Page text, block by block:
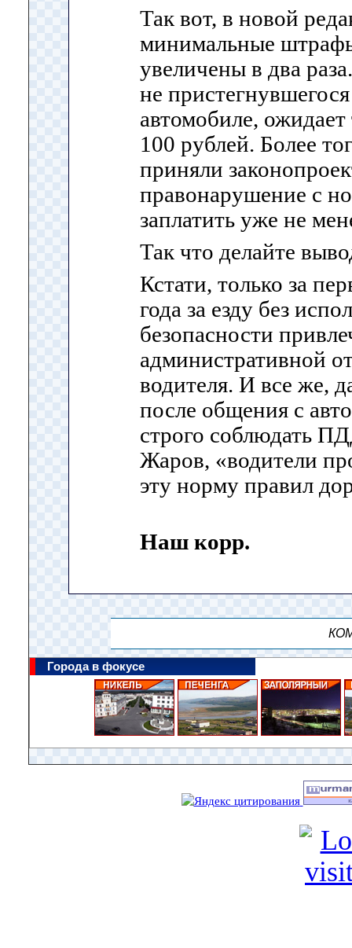
Так вот, в новой
минимальные
увеличены в два
не
автомобиле,
100 рублей. Более
приняли
правонарушение с
заплатить уже не
Так что делайте
Кстати, только за
года за езду без
безопасности
административной
водителя. И все же,
после общения с
строго соблюдать
Жаров, «водители
эту норму правил
Наш корр.
Города в фокусе